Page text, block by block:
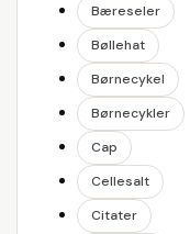
Bæreseler
Bøllehat
Børnecykel
Børnecykler
Cap
Cellesalt
Citater